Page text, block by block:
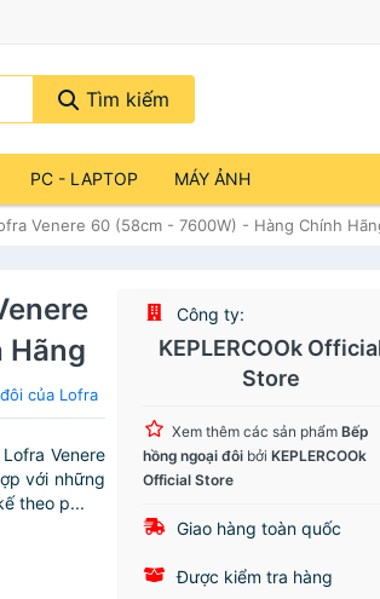
Tìm kiếm
PC - LAPTOP MÁY ẢNH
Venere 60 (58cm - 7600W) - Hàng Chính
Hãng
của Lofra
Venere
với những
theo p...
Công ty:
KEPLERCOOk
Store
Xem thêm các sản phẩmBếp
hồng ngoại đôi bởiKEPLERCOOk
Official Store
Giao hàng toàn quốc
Được kiểm tra hàng